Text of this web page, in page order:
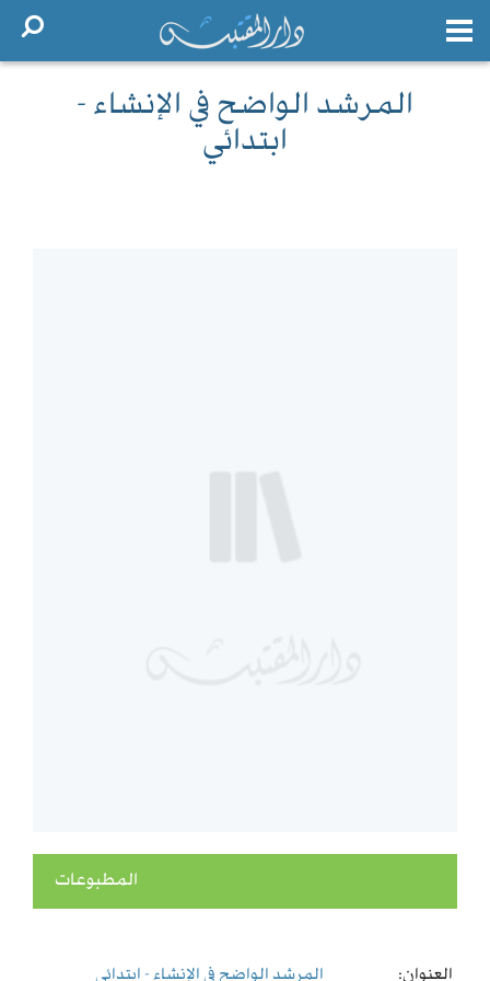
المرشد الواضح في الإنشاء -
ابتدائي
المطبوعات
العنوان: المرشد الواضح في الإنشاء - ابتدائي